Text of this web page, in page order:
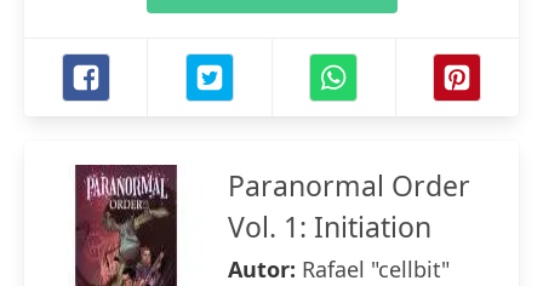
Paranormal Order
Vol. 1: Initiation
Autor: Rafael "cellbit"